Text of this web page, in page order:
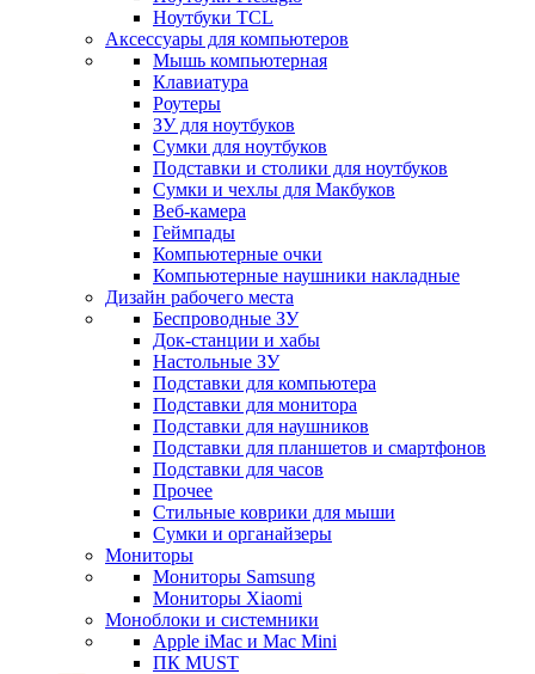
Ноутбуки TCL
Аксессуары для компьютеров
Мышь компьютерная
Клавиатура
Роутеры
ЗУ для ноутбуков
Сумки для ноутбуков
Подставки и столики для ноутбуков
Сумки и чехлы для Макбуков
Веб-камера
Геймпады
Компьютерные очки
Компьютерные наушники накладные
Дизайн рабочего места
Беспроводные ЗУ
Док-станции и хабы
Настольные ЗУ
Подставки для компьютера
Подставки для монитора
Подставки для наушников
Подставки для планшетов и смартфонов
Подставки для часов
Прочее
Стильные коврики для мыши
Сумки и органайзеры
Мониторы
Мониторы Samsung
Мониторы Xiaomi
Моноблоки и системники
Apple iMac и Mac Mini
ПК MUST